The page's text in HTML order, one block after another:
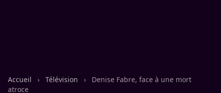
Accueil › Télévision ›
Denise Fabre, face à une mort
atroce